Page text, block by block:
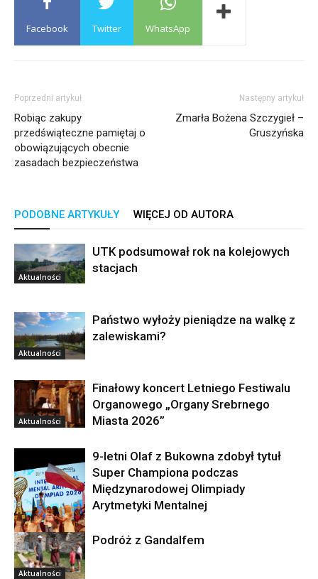
Facebook Twitter WhatsApp
Poprzedni artykuł
Robiąc zakupy
przedświąteczne pamiętaj o
obowiązujących obecnie
zasadach bezpieczeństwa
Następny artykuł
Zmarła Bożena Szczygieł –
Gruszyńska
PODOBNE ARTYKUŁY WIĘCEJ OD AUTORA
Aktualności
UTK podsumował rok na kolejowych
stacjach
Aktualności
Państwo wyłoży pieniądze na walkę z
zalewiskami?
Aktualności
Finałowy koncert Letniego Festiwalu
Organowego „Organy Srebrnego
Miasta 2026”
Aktualności
9-letni Olaf z Bukowna zdobył tytuł
Super Championa podczas
Międzynarodowej Olimpiady
Arytmetyki Mentalnej
Aktualności
Podróż z Gandalfem